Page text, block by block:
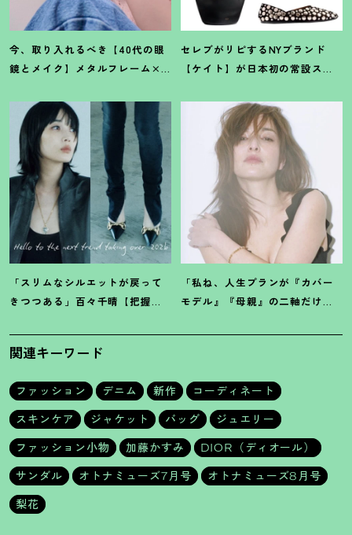
今、取り入れるべき【40代の眼
鏡とメイク】メタルフレーム×
女っぽく
セレブがリピするNYブランド
【ケイト】が日本初の常設スト
「スリムなシルエットが戻って
きつつある」百々千晴【把握し
て？
「私ね、人生プランが『カバー
モデル』『母親』の二軸だけな
き方】
関連キーワード
ファッション デニム 新作
コーディネート
スキンケア
ジャケット バッグ
ジュエリー
ファッション小物
加藤かすみ
DIOR（ディオール）
サンダル
オトナミューズ7月号
オトナミューズ8月号
梨花